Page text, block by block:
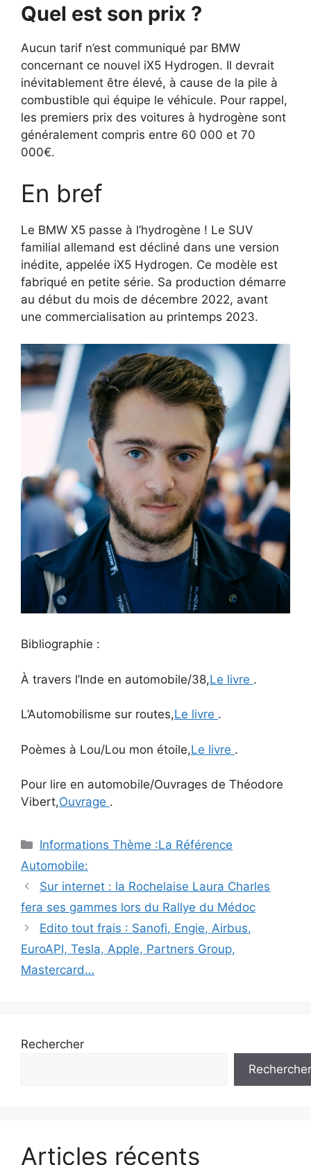
Quel est son prix ?
Aucun tarif n’est communiqué par BMW
concernant ce nouvel iX5 Hydrogen. Il devrait
inévitablement être élevé, à cause de la pile à
combustible qui équipe le véhicule. Pour rappel,
les premiers prix des voitures à hydrogène sont
généralement compris entre 60 000 et 70
000€.
En bref
Le BMW X5 passe à l’hydrogène ! Le SUV
familial allemand est décliné dans une version
inédite, appelée iX5 Hydrogen. Ce modèle est
fabriqué en petite série. Sa production démarre
au début du mois de décembre 2022, avant
une commercialisation au printemps 2023.
Bibliographie :
À travers l’Inde en automobile/38,Le livre .
L’Automobilisme sur routes,Le livre .
Poèmes à Lou/Lou mon étoile,Le livre .
Pour lire en automobile/Ouvrages de Théodore
Vibert,Ouvrage .
Catégories
Informations Thème :La Référence
Automobile:
Navigation
des
Sur internet : la Rochelaise Laura Charles
fera ses gammes lors du Rallye du Médoc
Edito tout frais : Sanofi, Engie, Airbus,
EuroAPI, Tesla, Apple, Partners Group,
Mastercard…
Rechercher
Rechercher
Articles récents